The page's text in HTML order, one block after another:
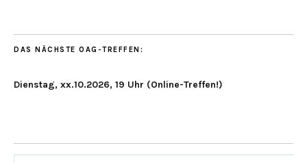
DAS NÄCHSTE OAG-TREFFEN:
Dienstag, xx.10.2026, 19 Uhr (Online-Treffen!)